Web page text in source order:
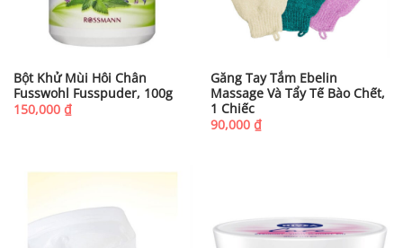
Bột Khử Mùi Hôi Chân
Fusswohl Fusspuder, 100g
150,000 ₫
Găng Tay Tắm Ebelin
Massage Và Tẩy Tế Bào Chết,
1 Chiếc
90,000 ₫